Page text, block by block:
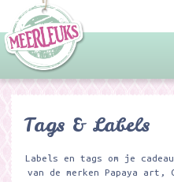
Tags & Labels
Labels en tags om je
van de merken Papaya